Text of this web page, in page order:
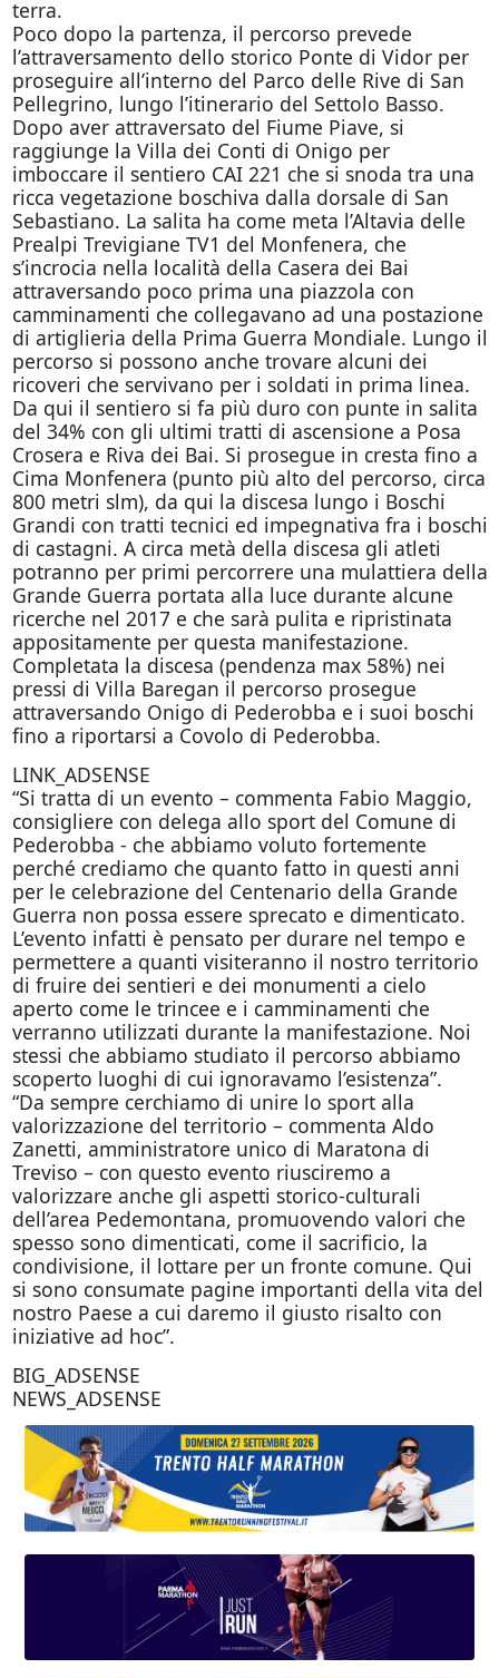
terra.
Poco dopo la partenza, il percorso prevede
l’attraversamento dello storico Ponte di Vidor per
proseguire all’interno del Parco delle Rive di San
Pellegrino, lungo l’itinerario del Settolo Basso.
Dopo aver attraversato del Fiume Piave, si
raggiunge la Villa dei Conti di Onigo per
imboccare il sentiero CAI 221 che si snoda tra una
ricca vegetazione boschiva dalla dorsale di San
Sebastiano. La salita ha come meta l’Altavia delle
Prealpi Trevigiane TV1 del Monfenera, che
s’incrocia nella località della Casera dei Bai
attraversando poco prima una piazzola con
camminamenti che collegavano ad una postazione
di artiglieria della Prima Guerra Mondiale. Lungo il
percorso si possono anche trovare alcuni dei
ricoveri che servivano per i soldati in prima linea.
Da qui il sentiero si fa più duro con punte in salita
del 34% con gli ultimi tratti di ascensione a Posa
Crosera e Riva dei Bai. Si prosegue in cresta fino a
Cima Monfenera (punto più alto del percorso, circa
800 metri slm), da qui la discesa lungo i Boschi
Grandi con tratti tecnici ed impegnativa fra i boschi
di castagni. A circa metà della discesa gli atleti
potranno per primi percorrere una mulattiera della
Grande Guerra portata alla luce durante alcune
ricerche nel 2017 e che sarà pulita e ripristinata
appositamente per questa manifestazione.
Completata la discesa (pendenza max 58%) nei
pressi di Villa Baregan il percorso prosegue
attraversando Onigo di Pederobba e i suoi boschi
fino a riportarsi a Covolo di Pederobba.
LINK_ADSENSE
“Si tratta di un evento – commenta Fabio Maggio,
consigliere con delega allo sport del Comune di
Pederobba - che abbiamo voluto fortemente
perché crediamo che quanto fatto in questi anni
per le celebrazione del Centenario della Grande
Guerra non possa essere sprecato e dimenticato.
L’evento infatti è pensato per durare nel tempo e
permettere a quanti visiteranno il nostro territorio
di fruire dei sentieri e dei monumenti a cielo
aperto come le trincee e i camminamenti che
verranno utilizzati durante la manifestazione. Noi
stessi che abbiamo studiato il percorso abbiamo
scoperto luoghi di cui ignoravamo l’esistenza”.
“Da sempre cerchiamo di unire lo sport alla
valorizzazione del territorio – commenta Aldo
Zanetti, amministratore unico di Maratona di
Treviso – con questo evento riusciremo a
valorizzare anche gli aspetti storico-culturali
dell’area Pedemontana, promuovendo valori che
spesso sono dimenticati, come il sacrificio, la
condivisione, il lottare per un fronte comune. Qui
si sono consumate pagine importanti della vita del
nostro Paese a cui daremo il giusto risalto con
iniziative ad hoc”.
BIG_ADSENSE
NEWS_ADSENSE